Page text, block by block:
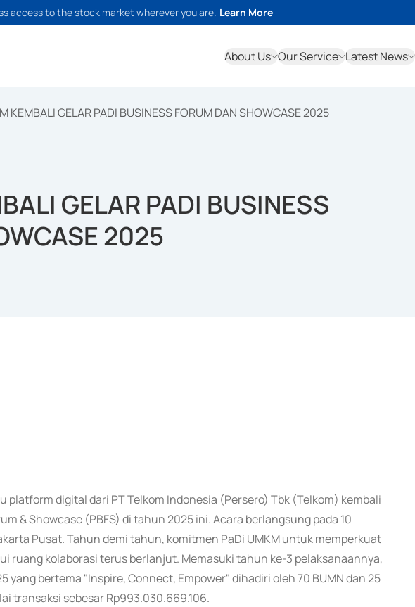
access to the stock market wherever you are. Learn More
About Us Our Service Latest News
KEMBALI GELAR PADI BUSINESS FORUM DAN SHOWCASE 2025
GELAR PADI BUSINESS
2025
platform digital dari PT Telkom Indonesia (Persero) Tbk (Telkom) kembali
& Showcase (PBFS) di tahun 2025 ini. Acara berlangsung pada 10
Pusat. Tahun demi tahun, komitmen PaDi UMKM untuk memperkuat
ruang kolaborasi terus berlanjut. Memasuki tahun ke-3 pelaksanaannya,
yang bertema "Inspire, Connect, Empower" dihadiri oleh 70 BUMN dan 25
transaksi sebesar Rp993.030.669.106.